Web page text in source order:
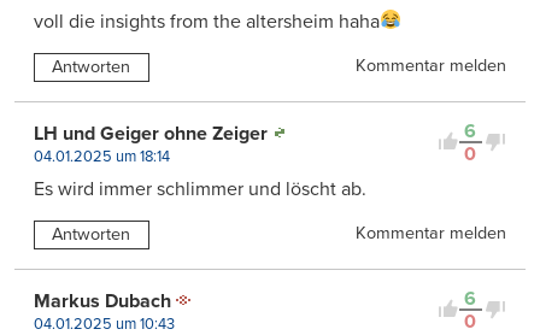
voll die insights from the altersheim haha
Antworten Kommentar melden
6
0
LH und Geiger ohne Zeiger
04.01.2025 um 18:14
Es wird immer schlimmer und löscht ab.
Antworten Kommentar melden
6
0
Markus Dubach
04.01.2025 um 10:43